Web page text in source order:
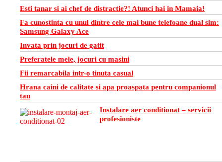
Esti tanar si ai chef de distractie?! Atunci hai in Mamaia!
Fa cunostinta cu unul dintre cele mai bune telefoane dual sim:
Samsung Galaxy Ace
Invata prin jocuri de gatit
Preferatele mele, jocuri cu masini
Fii remarcabila intr-o tinuta casual
Hrana caini de calitate si apa proaspata pentru companionul
tau
Instalare aer conditionat – servicii
profesioniste